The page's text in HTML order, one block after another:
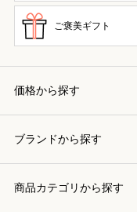
ご褒美ギフト
価格から探す
ブランドから探す
商品カテゴリから探す